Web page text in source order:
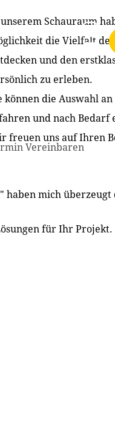
Schauraum
die Vielfalt
und den
zu erleben.
können die Auswahl
und nach Bedarf
freuen uns auf Ihren
Vereinbaren
mich überzeugt
für Ihr Projekt.